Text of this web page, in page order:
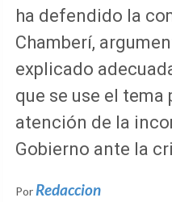
ha defendido la
Chamberí,
explicado
que se use el tema
atención de la
Gobierno ante la
Por Redaccion